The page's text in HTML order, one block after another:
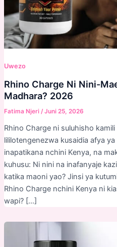
Uwezo
Rhino Charge Ni Nini-
Madhara? 2026
Fatima Njeri /Juni 25, 2026
Rhino Charge ni suluhisho
lililotengenezwa kusaidia afya
inapatikana nchini Kenya, na
kuhusu: Ni nini na inafanyaje
katika maoni yao? Jinsi ya
Rhino Charge nchini Kenya ni
wapi? […]